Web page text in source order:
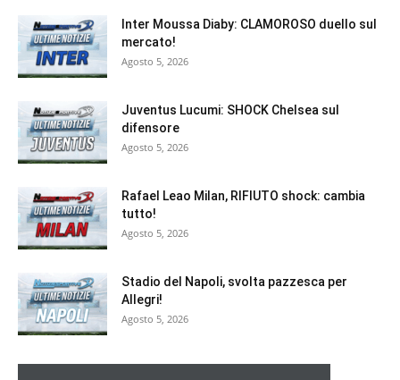
Inter Moussa Diaby: CLAMOROSO duello sul
mercato!
Agosto 5, 2026
Juventus Lucumi: SHOCK Chelsea sul
difensore
Agosto 5, 2026
Rafael Leao Milan, RIFIUTO shock: cambia
tutto!
Agosto 5, 2026
Stadio del Napoli, svolta pazzesca per
Allegri!
Agosto 5, 2026